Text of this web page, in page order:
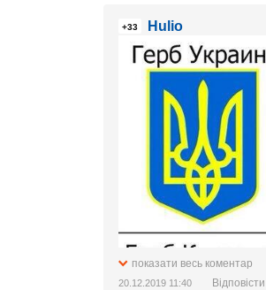
+33 Hulio
показати весь коментар
20.12.2019 11:40 Відповісти